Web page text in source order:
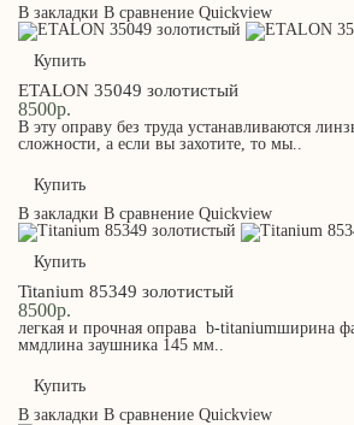
В закладки В сравнение Quickview
Купить
ETALON 35049 золотистый
8500р.
В эту оправу без труда устанавливаются
сложности, а если вы захотите, то мы..
Купить
В закладки В сравнение Quickview
Купить
Titanium 85349 золотистый
8500р.
легкая и прочная оправа b-titaniumширина
ммдлина заушника 145 мм..
Купить
В закладки В сравнение Quickview